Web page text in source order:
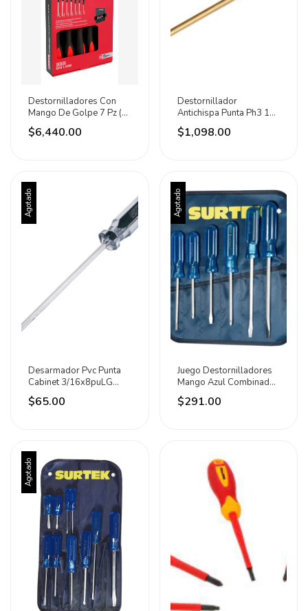
Destornilladores Con
Mango De Golpe 7 Pz (5
Cajas) Urrea
$6,440.00
Destornillador
Antichispa Punta Ph3 12
Pulgadas Urrea
$1,098.00
Agotado
Desarmador Pvc Punta
Cabinet 3/16x8puLG
Aksi
$65.00
Agotado
Juego Destornilladores
Mango Azul Combinados
6pz Surtek
$291.00
Agotado